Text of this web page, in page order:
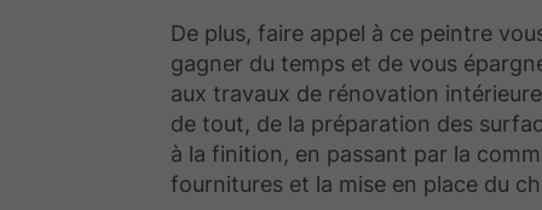
De plus, faire appel à ce peintre
gagner du temps et de vous
aux travaux de rénovation
de tout, de la préparation des
à la finition, en passant par la
fournitures et la mise en place du